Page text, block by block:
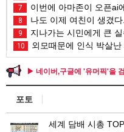
7 이번에 아마존이 오픈ai
8 나도 이제 여친이 생겼다.
9 지나가는 시민에게 큰
10 외모때문에 인식 박살난
▶ 네이버,구글에 '유머픽'을
포토
세계 담배 시총